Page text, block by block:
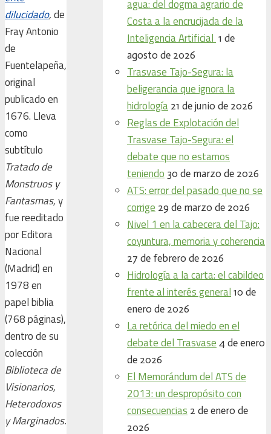
dilucidado,de
Fray Antonio
de
Fuentelapeña,
original
publicado en
1676. Lleva
como
subtítulo
Tratado de
Monstruos y
Fantasmas,y
fue reeditado
por Editora
Nacional
(Madrid) en
1978 en
papel biblia
(768 páginas),
dentro de su
colección
Biblioteca de
Visionarios,
Heterodoxos
y Marginados.
agua: del dogma agrario de
Costa a la encrucijada de la
Inteligencia Artificial 1 de
agosto de 2026
Trasvase Tajo-Segura: la
beligerancia que ignora la
hidrología 21 de junio de 2026
Reglas de Explotación del
Trasvase Tajo-Segura: el
debate que no estamos
teniendo 30 de marzo de 2026
ATS: error del pasado que no se
corrige 29 de marzo de 2026
Nivel 1 en la cabecera del Tajo:
coyuntura, memoria y coherencia
27 de febrero de 2026
Hidrología a la carta: el cabildeo
frente al interés general 10 de
enero de 2026
La retórica del miedo en el
debate del Trasvase 4 de enero
de 2026
El Memorándum del ATS de
2013: un despropósito con
consecuencias 2 de enero de
2026